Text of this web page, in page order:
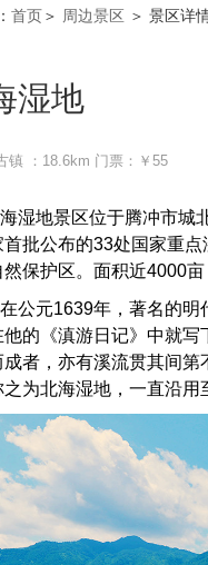
首页＞ 周边景区 ＞ 景区详
湿地
镇 ：18.6km 门票：￥55
湿地景区位于腾冲市城
批公布的33处国家重
保护区。面积近4000亩
公元1639年，著名的明
他的《滇游日记》中就
者，亦有溪流贯其间第
为北海湿地，一直沿用